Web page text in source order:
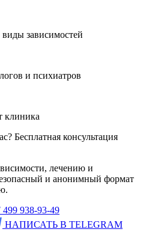
зависимостей
и психиатров
клиника
Бесплатная консультация
лечению и
и анонимный формат
499 938-93-49
НАПИСАТЬ В TELEGRAM